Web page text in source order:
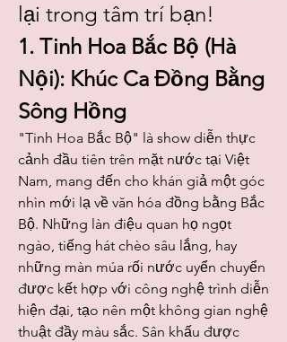
lại trong tâm trí bạn!
1. Tinh Hoa Bắc Bộ (Hà
Nội): Khúc Ca Đồng Bằng
Sông Hồng
"Tinh Hoa Bắc Bộ" là show diễn thực
cảnh đầu tiên trên mặt nước tại Việt
Nam, mang đến cho khán giả một góc
nhìn mới lạ về văn hóa đồng bằng Bắc
Bộ. Những làn điệu quan họ ngọt
ngào, tiếng hát chèo sâu lắng, hay
những màn múa rối nước uyển chuyển
được kết hợp với công nghệ trình diễn
hiện đại, tạo nên một không gian nghệ
thuật đầy màu sắc. Sân khấu được